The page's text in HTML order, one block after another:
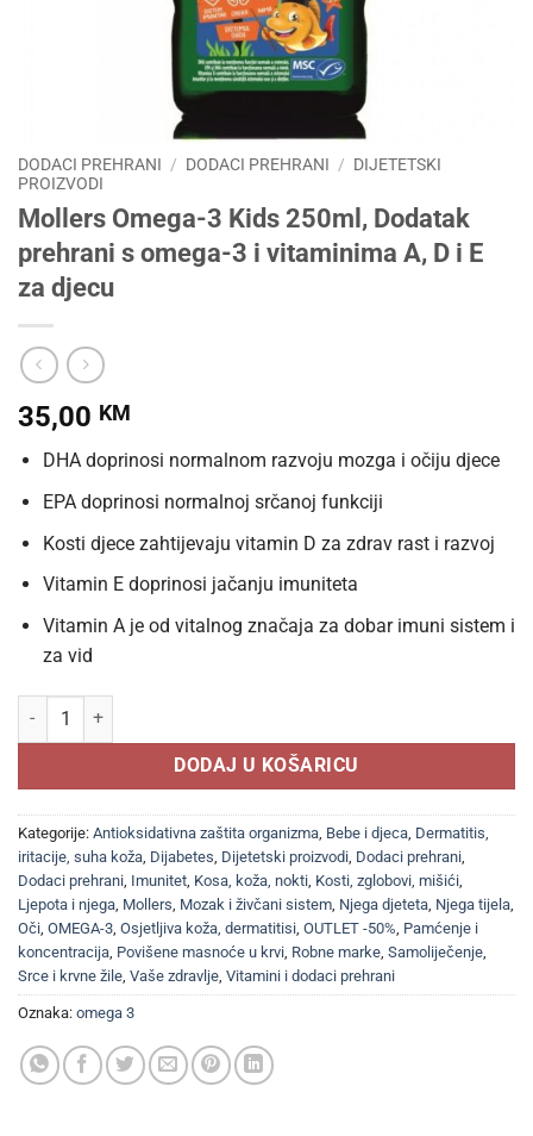
DODACI PREHRANI / DODACI PREHRANI / DIJETETSKI
PROIZVODI
Mollers Omega-3 Kids 250ml, Dodatak
prehrani s omega-3 i vitaminima A, D i E
za djecu
35,00 KM
DHA doprinosi normalnom razvoju mozga i očiju djece
EPA doprinosi normalnoj srčanoj funkciji
Kosti djece zahtijevaju vitamin D za zdrav rast i razvoj
Vitamin E doprinosi jačanju imuniteta
Vitamin A je od vitalnog značaja za dobar imuni sistem i
za vid
Mollers Omega-3 Kids 250ml, Dodatak prehrani s omega-3 i
DODAJ U KOŠARICU
Kategorije: Antioksidativna zaštita organizma Bebe i djeca Dermatitis,
iritacije, suha koža Dijabetes Dijetetski proizvodi Dodaci prehrani
Dodaci prehrani Imunitet Kosa, koža, nokti Kosti, zglobovi, mišići
Ljepota i njega Mollers Mozak i živčani sistem Njega djeteta Njega tijela
Oči OMEGA-3 Osjetljiva koža, dermatitisi OUTLET -50% Pamćenje i
koncentracija Povišene masnoće u krvi Robne marke Samoliječenje
Srce i krvne žile Vaše zdravlje Vitamini i dodaci prehrani
Oznaka: omega 3